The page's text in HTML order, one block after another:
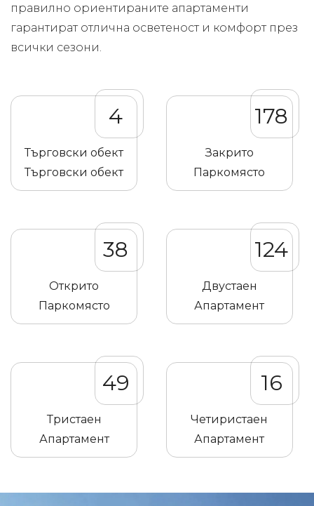
правилно ориентираните апартаменти
гарантират отлична осветеност и комфорт през
всички сезони.
4
Търговски обект
Търговски обект
178
Закрито
Паркомясто
38
Открито
Паркомясто
124
Двустаен
Апартамент
49
Тристаен
Апартамент
16
Четиристаен
Апартамент